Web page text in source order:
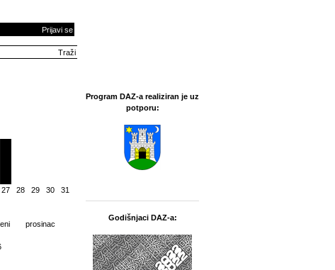
Prijavi se
27 28 29 30 31
prosinac
Program DAZ-a realiziran je uz
potporu:
Godišnjaci DAZ-a: